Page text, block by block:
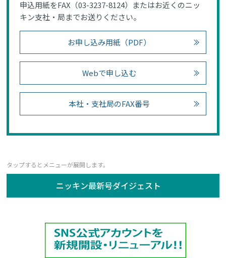
申込用紙をFAX（03-3237-8124）またはお近くのニッ
キン支社・局までお送りください。
お申し込み用紙（PDF）
Webで申し込む
本社・支社局のFAX番号
ニッキン最新号ダイジェスト